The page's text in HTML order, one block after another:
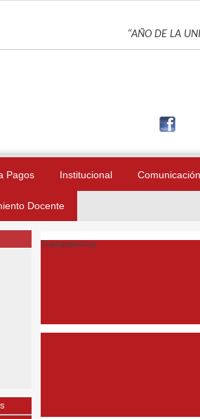
“AÑO DE LA
Pagos Institucional Comunicación
Docente
Transparencia